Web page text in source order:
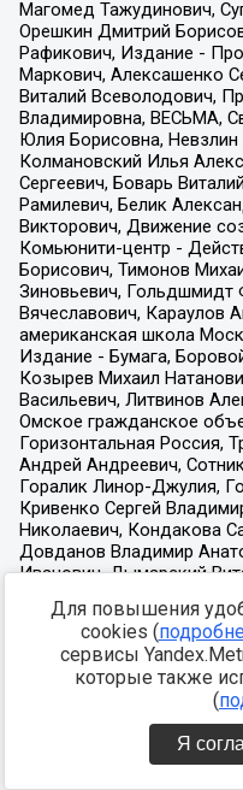
Для повышения
cookies (
сервисы
которые также
(
Я